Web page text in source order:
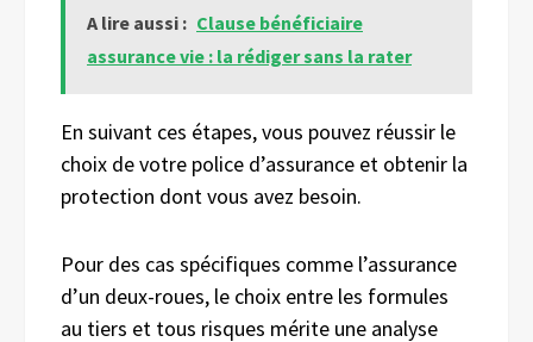
A lire aussi : Clause bénéficiaire
assurance vie : la rédiger sans la rater
En suivant ces étapes, vous pouvez réussir le
choix de votre police d’assurance et obtenir la
protection dont vous avez besoin.
Pour des cas spécifiques comme l’assurance
d’un deux-roues, le choix entre les formules
au tiers et tous risques mérite une analyse